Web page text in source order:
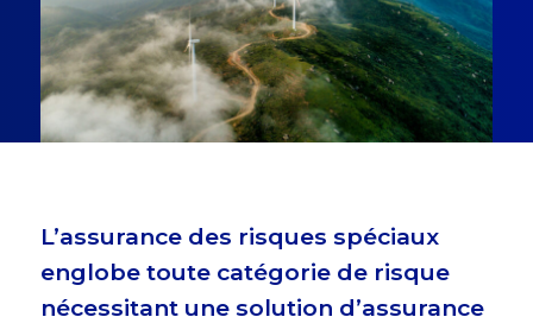
L’assurance des risques spéciaux
englobe toute catégorie de risque
nécessitant une solution d’assurance